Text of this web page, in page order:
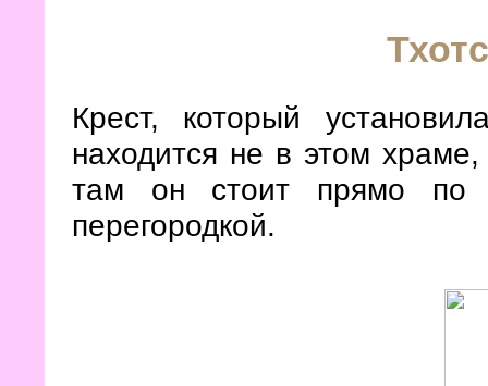
Крест, который
находится не в этом
там он стоит прямо по
перегородкой.